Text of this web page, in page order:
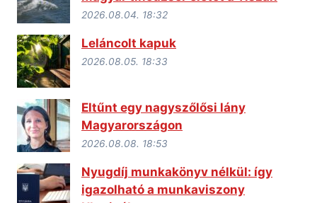
2026.08.04. 18:32
Leláncolt kapuk
2026.08.05. 18:33
Eltűnt egy nagyszőlősi lány
Magyarországon
2026.08.08. 18:53
Nyugdíj munkakönyv nélkül: így
igazolható a munkaviszony